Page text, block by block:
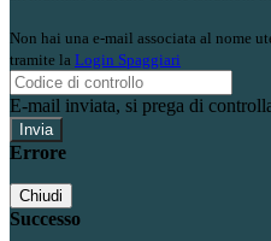
Non hai una e-mail associata al nome
tramite la Login Spaggiari
E-mail inviata, si prega di
Errore
Chiudi
Successo